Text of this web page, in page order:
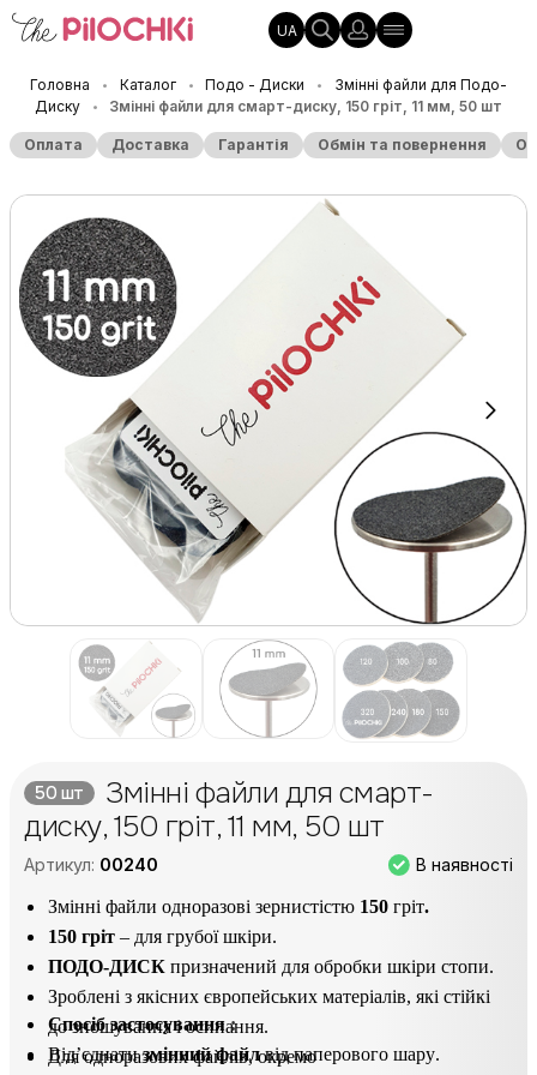
UA
Головна • Каталог • Подо - Диски •
Змінні файли для Подо-
Диску
• Змінні файли для смарт-диску, 150 гріт, 11 мм, 50 шт
Оплата Доставка Гарантія Обмін та повернення
50 шт
Змінні файли для смарт-
диску, 150 гріт, 11 мм, 50 шт
Артикул: 00240 В наявності
Змінні файли одноразові зернистістю 150 гріт.
150 гріт – для грубої шкіри.
ПОДО-ДИСК призначений для обробки шкіри стопи.
Зроблені з якісних європейських матеріалів, які стійкі
до зношування і осипання.
Для одноразових файлів, окремо
Спосіб застосування :
Від’єднатизмінний файлвід паперового шару.